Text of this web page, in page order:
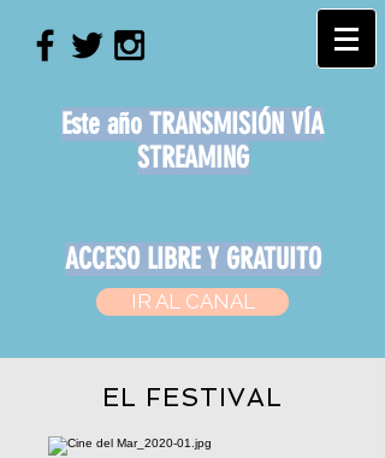
Este año TRANSMISIÓN VÍA
STREAMING
ACCESO LIBRE Y GRATUITO
IR AL CANAL
EL FESTIVAL